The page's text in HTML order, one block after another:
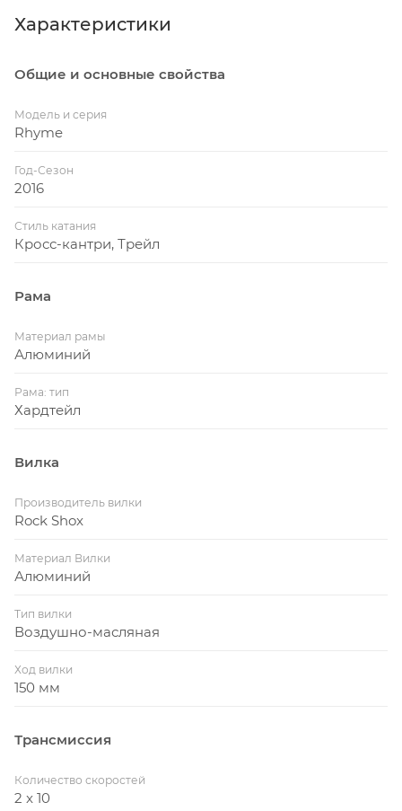
Характеристики
Общие и основные свойства
Модель и серия
Rhyme
Год-Сезон
2016
Стиль катания
Кросс-кантри, Трейл
Рама
Материал рамы
Алюминий
Рама: тип
Хардтейл
Вилка
Производитель вилки
Rock Shox
Материал Вилки
Алюминий
Тип вилки
Воздушно-масляная
Ход вилки
150 мм
Трансмиссия
Количество скоростей
2 x 10